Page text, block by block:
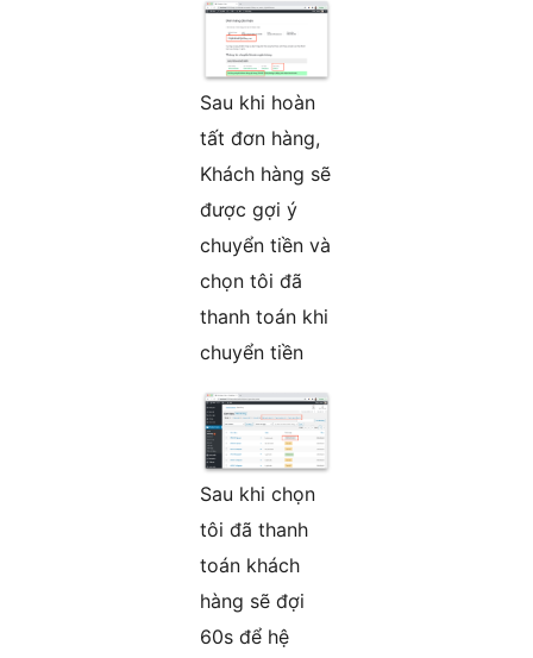
Sau khi hoàn
tất đơn hàng,
Khách hàng sẽ
được gợi ý
chuyển tiền và
chọn tôi đã
thanh toán khi
chuyển tiền
Sau khi chọn
tôi đã thanh
toán khách
hàng sẽ đợi
60s để hệ